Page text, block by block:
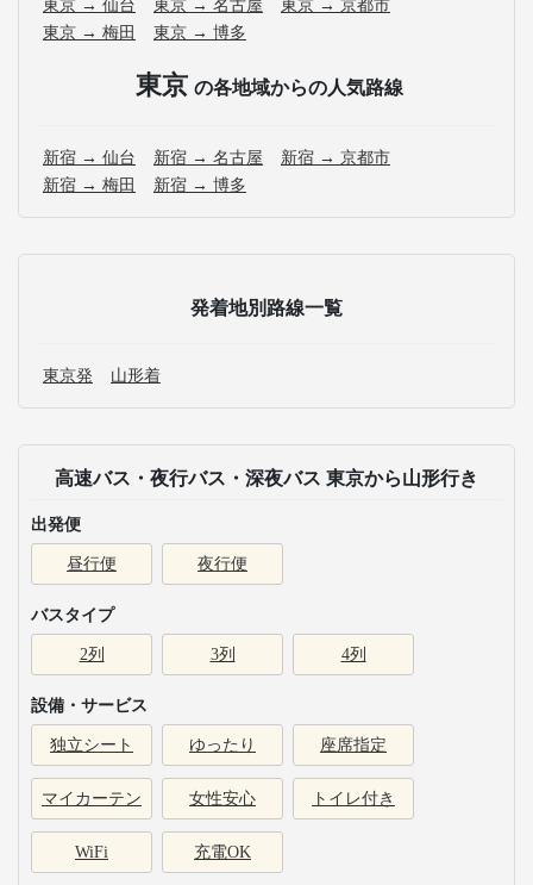
東京 → 仙台 東京 → 名古屋
東京 → 京都市
東京 → 梅田
東京 → 博多
東京 の各地域からの人気路線
新宿 → 仙台 新宿 → 名古屋
新宿 → 京都市
新宿 → 梅田
新宿 → 博多
発着地別路線一覧
東京発 山形着
高速バス・夜行バス・深夜バス 東京から山形行き
出発便
昼行便 夜行便
バスタイプ
2列 3列 4列
設備・サービス
独立シート ゆったり 座席指定
マイカーテン 女性安心 トイレ付き
WiFi 充電OK